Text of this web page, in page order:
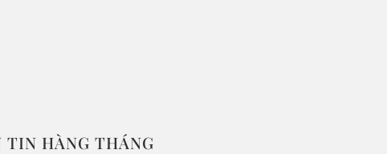
HÀNG THÁNG